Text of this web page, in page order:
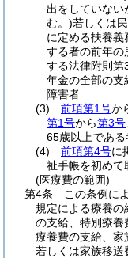
出をしていない
む。)若しくは
に定める扶養
する者の前年の
する法律附則第
年金の全部の支
障害者
(3)
前項第1号か
第1号から第3号
65歳以上である
(4)
前項第4号に
祉手帳を初めて
(医療費の範囲)
第4条
この条例に
規定による療養の
の支給、特別療養
療養費の支給、家
若しくは家族移送